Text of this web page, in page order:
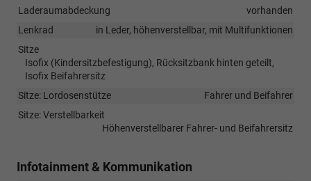
Laderaumabdeckung
vorhanden
Lenkrad
in Leder, höhenverstellbar, mit Multifunktionen
Sitze
Isofix (Kindersitzbefestigung), Rücksitzbank hinten geteilt,
Isofix Beifahrersitz
Sitze: Lordosenstütze
Fahrer und Beifahrer
Sitze: Verstellbarkeit
Höhenverstellbarer Fahrer- und Beifahrersitz
Infotainment & Kommunikation